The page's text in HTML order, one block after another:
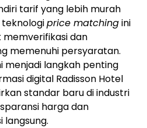
tarif yang lebih murah
teknologiprice matchingini
dan
memenuhi persyaratan.
menjadi langkah penting
digital Radisson Hotel
standar baru di industri
harga dan
langsung.